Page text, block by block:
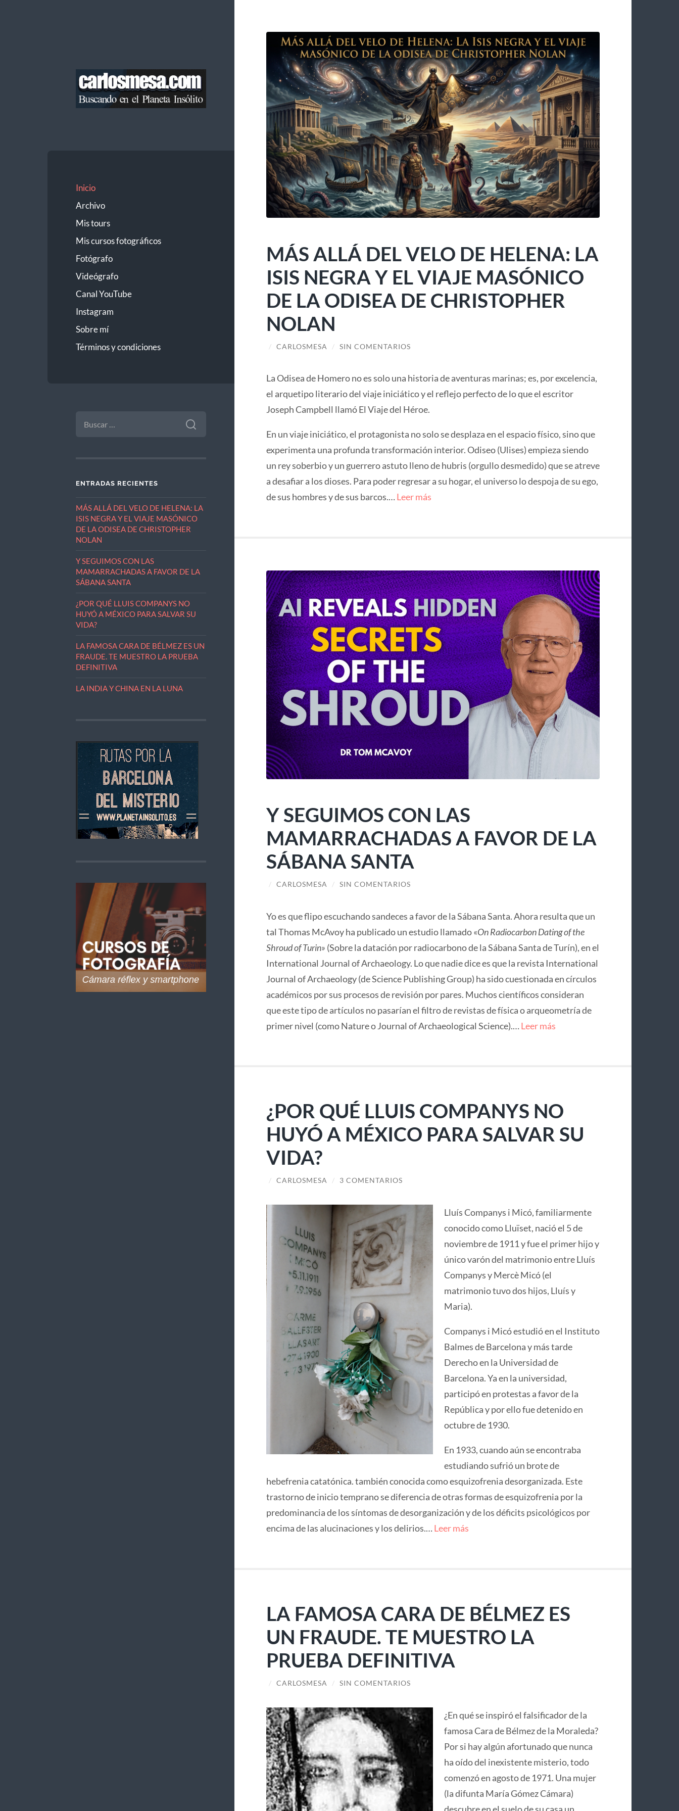
Inicio
Archivo
Mis tours
Mis cursos fotográficos
Fotógrafo
Videógrafo
Canal YouTube
Instagram
Sobre mí
Términos y condiciones
ENTRADAS RECIENTES
MÁS ALLÁ DEL VELO DE HELENA: LA
ISIS NEGRA Y EL VIAJE MASÓNICO
DE LA ODISEA DE CHRISTOPHER
NOLAN
Y SEGUIMOS CON LAS
MAMARRACHADAS A FAVOR DE LA
SÁBANA SANTA
¿POR QUÉ LLUIS COMPANYS NO
HUYÓ A MÉXICO PARA SALVAR SU
VIDA?
LA FAMOSA CARA DE BÉLMEZ ES UN
FRAUDE. TE MUESTRO LA PRUEBA
DEFINITIVA
LA INDIA Y CHINA EN LA LUNA
MÁS ALLÁ DEL VELO DE HELENA: LA
ISIS NEGRA Y EL VIAJE MASÓNICO
DE LA ODISEA DE CHRISTOPHER
NOLAN
/ CARLOSMESA / SIN COMENTARIOS
La Odisea de Homero no es solo una historia de aventuras marinas; es, por excelencia,
el arquetipo literario del viaje iniciático y el reflejo perfecto de lo que el escritor
Joseph Campbell llamó El Viaje del Héroe.
En un viaje iniciático, el protagonista no solo se desplaza en el espacio físico, sino que
experimenta una profunda transformación interior. Odiseo (Ulises) empieza siendo
un rey soberbio y un guerrero astuto lleno de hubris (orgullo desmedido) que se atreve
a desafiar a los dioses. Para poder regresar a su hogar, el universo lo despoja de su ego,
de sus hombres y de sus barcos.…Leer más
Y SEGUIMOS CON LAS
MAMARRACHADAS A FAVOR DE LA
SÁBANA SANTA
/ CARLOSMESA / SIN COMENTARIOS
Yo es que flipo escuchando sandeces a favor de la Sábana Santa. Ahora resulta que un
tal Thomas McAvoy ha publicado un estudio llamado «On Radiocarbon Dating of the
Shroud of Turin» (Sobre la datación por radiocarbono de la Sábana Santa de Turín), en el
International Journal of Archaeology. Lo que nadie dice es que la revista International
Journal of Archaeology (de Science Publishing Group) ha sido cuestionada en círculos
académicos por sus procesos de revisión por pares. Muchos científicos consideran
que este tipo de artículos no pasarían el filtro de revistas de física o arqueometría de
primer nivel (como Nature o Journal of Archaeological Science).…Leer más
¿POR QUÉ LLUIS COMPANYS NO
HUYÓ A MÉXICO PARA SALVAR SU
VIDA?
/ CARLOSMESA / 3 COMENTARIOS
Lluís Companys i Micó, familiarmente
conocido como Lluïset, nació el 5 de
noviembre de 1911 y fue el primer hijo y
único varón del matrimonio entre Lluís
Companys y Mercè Micó (el
matrimonio tuvo dos hijos, Lluís y
Maria).
Companys i Micó estudió en el Instituto
Balmes de Barcelona y más tarde
Derecho en la Universidad de
Barcelona. Ya en la universidad,
participó en protestas a favor de la
República y por ello fue detenido en
octubre de 1930.
En 1933, cuando aún se encontraba
estudiando sufrió un brote de
hebefrenia catatónica. también conocida como esquizofrenia desorganizada. Este
trastorno de inicio temprano se diferencia de otras formas de esquizofrenia por la
predominancia de los síntomas de desorganización y de los déficits psicológicos por
encima de las alucinaciones y los delirios.…Leer más
LA FAMOSA CARA DE BÉLMEZ ES
UN FRAUDE. TE MUESTRO LA
PRUEBA DEFINITIVA
/ CARLOSMESA / SIN COMENTARIOS
¿En qué se inspiró el falsificador de la
famosa Cara de Bélmez de la Moraleda?
Por si hay algún afortunado que nunca
ha oído del inexistente misterio, todo
comenzó en agosto de 1971. Una mujer
(la difunta María Gómez Cámara)